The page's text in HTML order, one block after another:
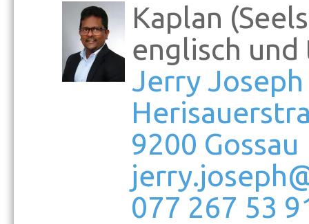
Kaplan
englisch und
Jerry Joseph
9200 Gossau
077 267 53